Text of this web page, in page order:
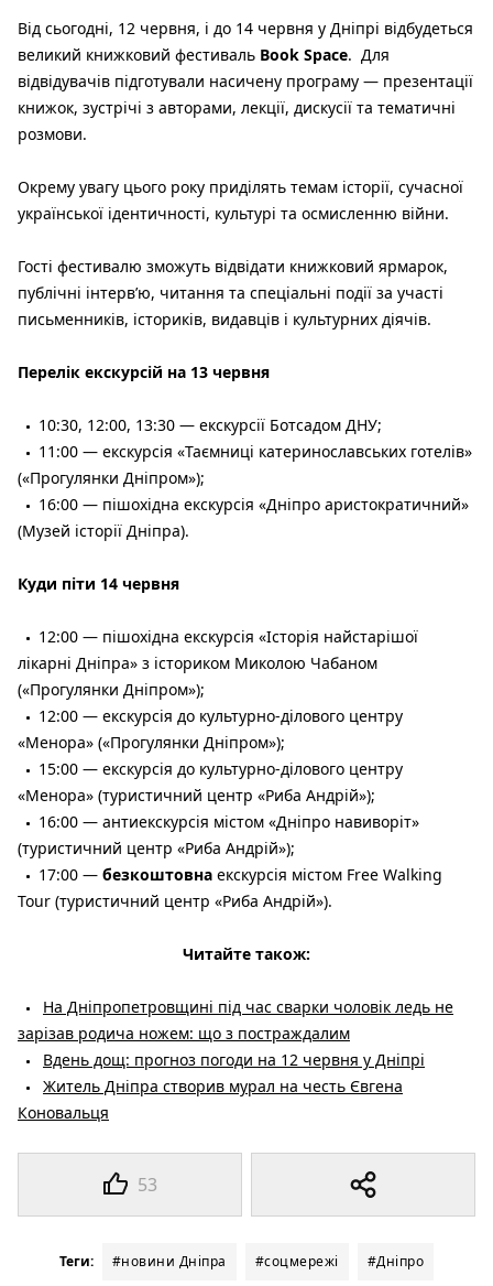
53
Від сьогодні, 12 червня, і до 14 червня у Дніпрі відбудеться
великий книжковий фестиваль Book Space. Для
відвідувачів підготували насичену програму — презентації
книжок, зустрічі з авторами, лекції, дискусії та тематичні
розмови.
Окрему увагу цього року приділять темам історії, сучасної
української ідентичності, культурі та осмисленню війни.
Гості фестивалю зможуть відвідати книжковий ярмарок,
публічні інтерв’ю, читання та спеціальні події за участі
письменників, істориків, видавців і культурних діячів.
Перелік екскурсій на 13 червня
10:30, 12:00, 13:30 — екскурсії Ботсадом ДНУ;
11:00 — екскурсія «Таємниці катеринославських готелів»
(«Прогулянки Дніпром»);
16:00 — пішохідна екскурсія «Дніпро аристократичний»
(Музей історії Дніпра).
Куди піти 14 червня
12:00 — пішохідна екскурсія «Історія найстарішої
лікарні Дніпра» з істориком Миколою Чабаном
(«Прогулянки Дніпром»);
12:00 — екскурсія до культурно-ділового центру
«Менора» («Прогулянки Дніпром»);
15:00 — екскурсія до культурно-ділового центру
«Менора» (туристичний центр «Риба Андрій»);
16:00 — антиекскурсія містом «Дніпро навиворіт»
(туристичний центр «Риба Андрій»);
17:00 — безкоштовна екскурсія містом Free Walking
Tour (туристичний центр «Риба Андрій»).
Читайте також:
На Дніпропетровщині під час сварки чоловік ледь не
зарізав родича ножем: що з постраждалим
Вдень дощ: прогноз погоди на 12 червня у Дніпрі
Житель Дніпра створив мурал на честь Євгена
Коновальця
Теги: #новини Дніпра #соцмережі #Дніпро